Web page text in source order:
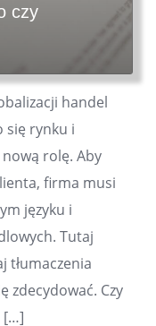
czy
handel
się rynku i
rolę. Aby
firma musi
języku i
Tutaj
tłumaczenia
zdecydować. Czy
[…]